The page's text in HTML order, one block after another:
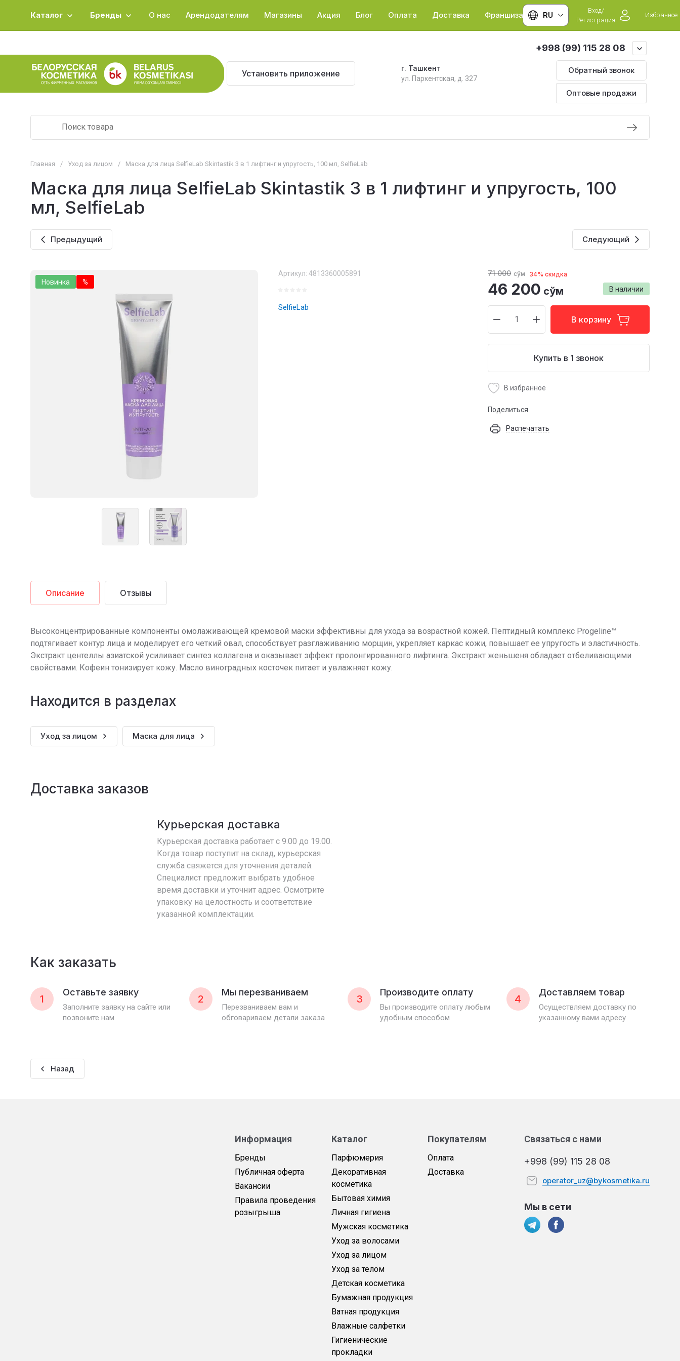
Каталог Бренды О нас Арендодателям Магазины Акция Блог Оплата Доставка Франшиза RU
Вход/
Регистрация
Избранное
Установить приложение
г. Ташкент
ул. Паркентская, д. 327
+998 (99) 115 28 08
Обратный звонок
Оптовые продажи
Главная / Уход за лицом / Маска для лица SelfieLab Skintastik 3 в 1 лифтинг и упругость, 100 мл, SelfieLab
Маска для лица SelfieLab Skintastik 3 в 1 лифтинг и упругость, 100
мл, SelfieLab
Предыдущий Следующий
Новинка %
Артикул: 4813360005891
SelfieLab
В наличии
71 000 сўм 34% скидка
46 200 сўм
В корзину
Купить в 1 звонок
В избранное
Поделиться
Распечатать
Описание Отзывы
Высоконцентрированные компоненты омолаживающей кремовой маски эффективны для ухода за возрастной кожей. Пептидный комплекс Progeline™
подтягивает контур лица и моделирует его четкий овал, способствует разглаживанию морщин, укрепляет каркас кожи, повышает ее упругость и эластичность.
Экстракт центеллы азиатской усиливает синтез коллагена и оказывает эффект пролонгированного лифтинга. Экстракт женьшеня обладает отбеливающими
свойствами. Кофеин тонизирует кожу. Масло виноградных косточек питает и увлажняет кожу.
Находится в разделах
Уход за лицом Маска для лица
Доставка заказов
Курьерская доставка
Курьерская доставка работает с 9.00 до 19.00.
Когда товар поступит на склад, курьерская
служба свяжется для уточнения деталей.
Специалист предложит выбрать удобное
время доставки и уточнит адрес. Осмотрите
упаковку на целостность и соответствие
указанной комплектации.
Как заказать
1
Оставьте заявку
Заполните заявку на сайте или
позвоните нам
2
Мы перезваниваем
Перезваниваем вам и
обговариваем детали заказа
3
Производите оплату
Вы производите оплату любым
удобным способом
4
Доставляем товар
Осуществляем доставку по
указанному вами адресу
Назад
Информация
Бренды
Публичная оферта
Вакансии
Правила проведения
розыгрыша
Каталог
Парфюмерия
Декоративная
косметика
Бытовая химия
Личная гигиена
Мужская косметика
Уход за волосами
Уход за лицом
Уход за телом
Детская косметика
Бумажная продукция
Ватная продукция
Влажные салфетки
Гигиенические
прокладки
Покупателям
Оплата
Доставка
Связаться с нами
+998 (99) 115 28 08
operator_uz@bykosmetika.ru
Мы в сети